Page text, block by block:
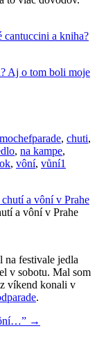
a kniha?
Aj o tom boli moje
chefparade, chuti,
, na kampe,
, vôní, vůní1
a vôní v Prahe
na festivale jedla
v sobotu. Mal som
víkend konali v
.
→